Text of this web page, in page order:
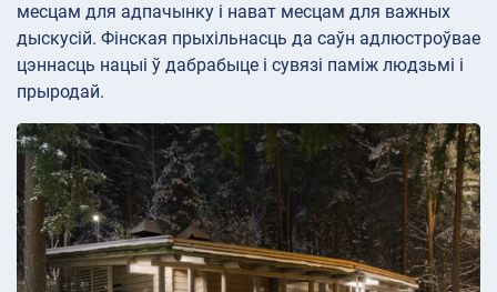
месцам для адпачынку і нават месцам для важных
дыскусій. Фінская прыхільнасць да саўн адлюстроўвае
цэннасць нацыі ў дабрабыце і сувязі паміж людзьмі і
прыродай.